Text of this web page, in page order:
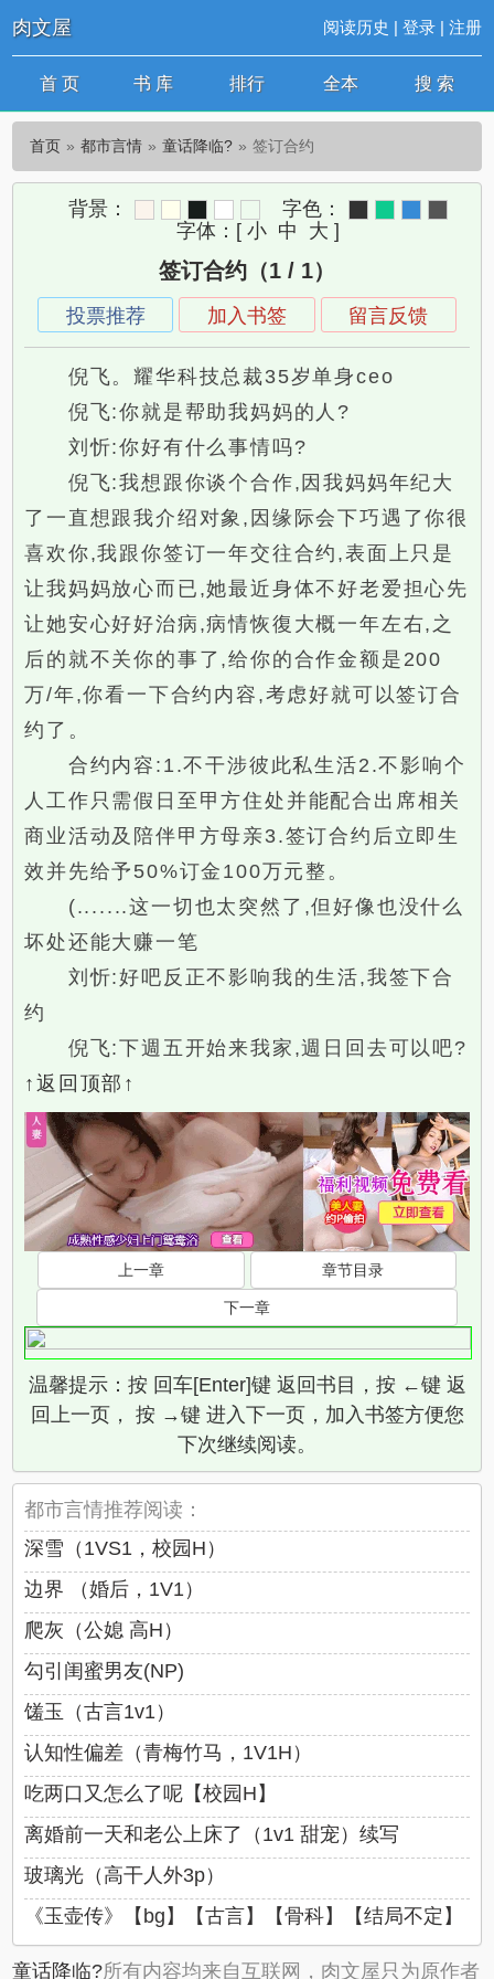
肉文屋 阅读历史 | 登录| 注册
首 页 书 库 排行 全本 搜 索
首页 都市言情 童话降临? 签订合约
背景：
字色：
字体： [ 小 中 大 ]
签订合约（1 / 1）
投票推荐 加入书签 留言反馈
倪飞。耀华科技总裁35岁单身ceo
倪飞:你就是帮助我妈妈的人?
刘忻:你好有什么事情吗?
倪飞:我想跟你谈个合作,因我妈妈年纪大
了一直想跟我介绍对象,因缘际会下巧遇了你很
喜欢你,我跟你签订一年交往合约,表面上只是
让我妈妈放心而已,她最近身体不好老爱担心先
让她安心好好治病,病情恢復大概一年左右,之
后的就不关你的事了,给你的合作金额是200
万/年,你看一下合约内容,考虑好就可以签订合
约了。
合约内容:1.不干涉彼此私生活2.不影响个
人工作只需假日至甲方住处并能配合出席相关
商业活动及陪伴甲方母亲3.签订合约后立即生
效并先给予50%订金100万元整。
(.......这一切也太突然了,但好像也没什么
坏处还能大赚一笔
刘忻:好吧反正不影响我的生活,我签下合
约
倪飞:下週五开始来我家,週日回去可以吧?
↑返回顶部↑
上一章 章节目录
下一章
温馨提示：按 回车[Enter]键 返回书目，按 ←键 返
回上一页， 按 →键 进入下一页，加入书签方便您
下次继续阅读。
都市言情推荐阅读：
深雪（1VS1，校园H）
边界 （婚后，1V1）
爬灰（公媳 高H）
勾引闺蜜男友(NP)
馐玉（古言1v1）
认知性偏差（青梅竹马，1V1H）
吃两口又怎么了呢【校园H】
离婚前一天和老公上床了（1v1 甜宠）续写
玻璃光（高干人外3p）
《玉壶传》【bg】【古言】【骨科】【结局不定】
童话降临?所有内容均来自互联网，肉文屋只为原作者